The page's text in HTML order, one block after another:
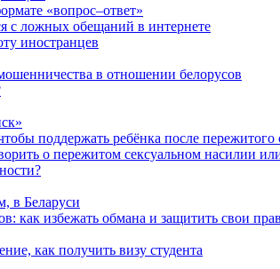
«вопрос–ответ»
с ложных обещаний в интернете
иностранцев
в отношении белорусов
поддержать ребёнка после пережитого
о пережитом сексуальном насилии
в Беларуси
как избежать обмана и защитить свои
как получить визу студента